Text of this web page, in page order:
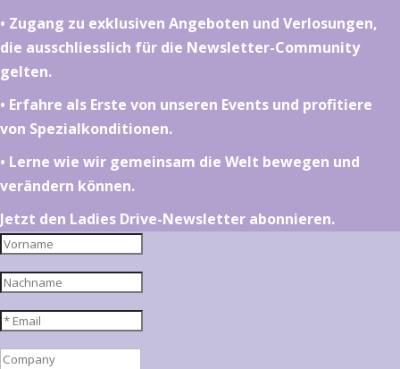
•⁠ ⁠⁠Zugang zu exklusiven Angeboten und Verlosungen,
die ausschliesslich für die Newsletter-Community
gelten.
•⁠ ⁠⁠Erfahre als Erste von unseren Events und profitiere
von Spezialkonditionen.
•⁠ ⁠⁠Lerne wie wir gemeinsam die Welt bewegen und
verändern können.
Jetzt den Ladies Drive-Newsletter abonnieren.